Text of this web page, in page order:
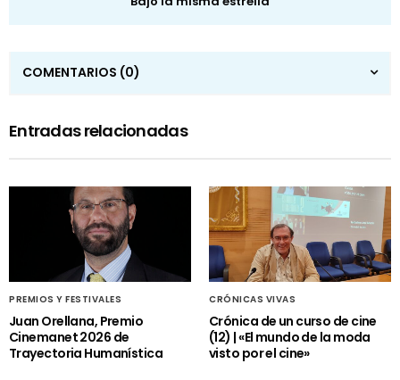
COMENTARIOS (0)
Entradas relacionadas
PREMIOS Y FESTIVALES
Juan Orellana, Premio
Cinemanet 2026 de
Trayectoria Humanística
CRÓNICAS VIVAS
Crónica de un curso de cine
(12) | «El mundo de la moda
visto por el cine»